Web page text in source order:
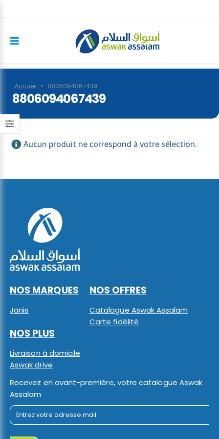
Accueil » 8806094067439
8806094067439
Aucun produit ne correspond à votre sélection.
NOS MARQUES
Janis
NOS OFFRES
Catalogue Aswak Assalam
Carte fidélité
NOS PLUS
Livraison à domicile
Aswak drive
Recevez en avant-première, votre catalogue Aswak
Assalam